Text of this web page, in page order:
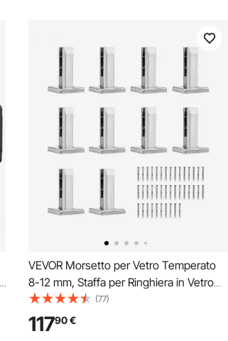
VEVOR Morsetto per Vetro Temperato
8-12 mm, Staffa per Ringhiera in Vetro
Quadrata 10 Pezzi, Morsetto per
Montaggio Vetro Acciaio Inossidabile
304, Staffa per Mensola in Vetro Spesso
(77)
11790€